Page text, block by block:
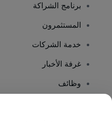
برنامج الشراكة
المستثمرون
خدمة الشركات
غرفة الأخبار
وظائف